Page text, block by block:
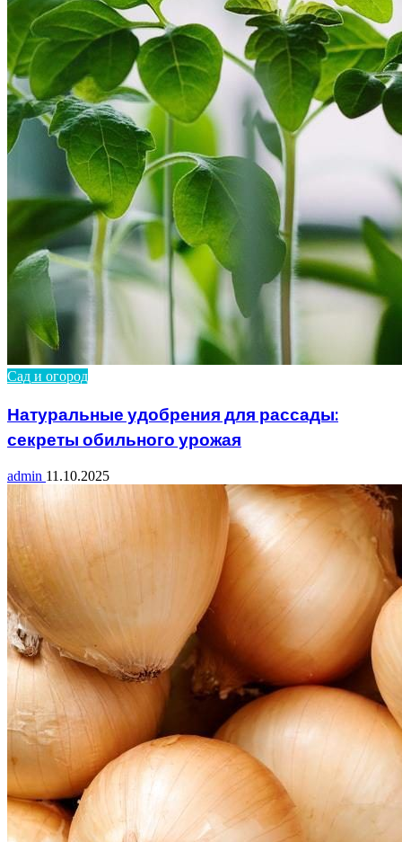
Сад и огород
Натуральные удобрения для рассады:
секреты обильного урожая
admin 11.10.2025